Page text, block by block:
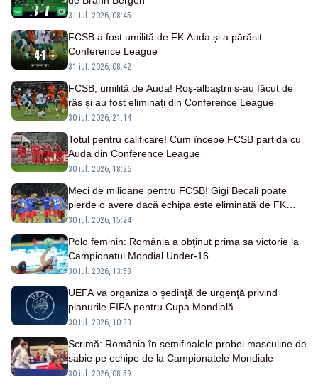
31 iul. 2026, 08:45
FCSB a fost umilită de FK Auda și a părăsit
Conference League
31 iul. 2026, 08:42
FCSB, umilită de Auda! Roș-albaștrii s-au făcut de
râs și au fost eliminați din Conference League
30 iul. 2026, 21:14
Totul pentru calificare! Cum începe FCSB partida cu
Auda din Conference League
30 iul. 2026, 18:26
Meci de milioane pentru FCSB! Gigi Becali poate
pierde o avere dacă echipa este eliminată de FK
Auda
30 iul. 2026, 15:24
Polo feminin: România a obţinut prima sa victorie la
Campionatul Mondial Under-16
30 iul. 2026, 13:58
UEFA va organiza o şedinţă de urgenţă privind
planurile FIFA pentru Cupa Mondială
30 iul. 2026, 10:33
Scrimă: România în semifinalele probei masculine de
sabie pe echipe de la Campionatele Mondiale
30 iul. 2026, 08:59